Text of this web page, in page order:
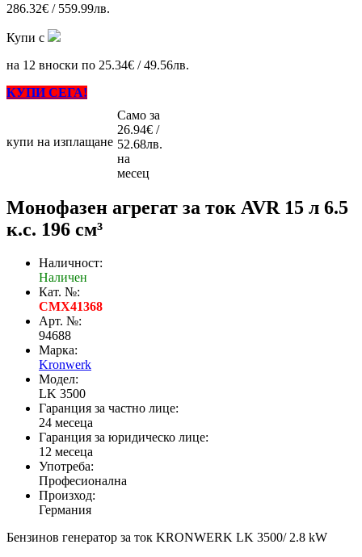
286.32€ / 559.99лв.
Купи с
на 12 вноски по 25.34€ / 49.56лв.
КУПИ СЕГА!
купи на изплащане
Само за
26.94€ /
52.68лв.
на
месец
Монофазен агрегат за ток AVR 15 л 6.5
к.с. 196 см³
Наличност:
Наличен
Кат. №:
CMX41368
Арт. №:
94688
Марка:
Kronwerk
Модел:
LK 3500
Гаранция за частно лице:
24 месеца
Гаранция за юридическо лице:
12 месеца
Употреба:
Професионална
Произход:
Германия
Бензинов генератор за ток KRONWERK LK 3500/ 2.8 kW